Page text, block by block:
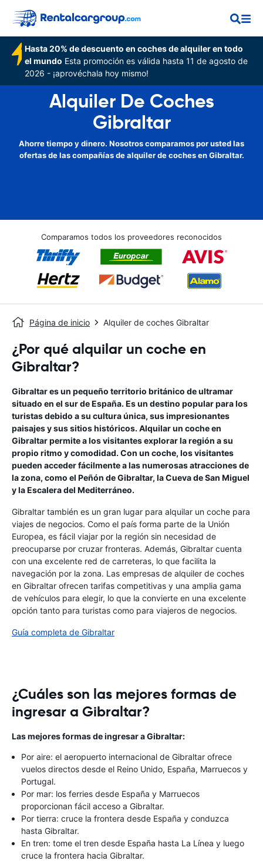
Hasta 20% de descuento en coches de alquiler en todo
el mundo Esta promoción es válida hasta 11 de agosto de
2026 - ¡aprovéchala hoy mismo!
Alquiler De Coches
Gibraltar
Ahorre tiempo y dinero. Nosotros comparamos por usted las
ofertas de las compañías de alquiler de coches en Gibraltar.
Comparamos todos los proveedores reconocidos
Página de inicio Alquiler de coches Gibraltar
¿Por qué alquilar un coche en
Gibraltar?
Gibraltar es un pequeño territorio británico de ultramar
situado en el sur de España. Es un destino popular para los
turistas debido a su cultura única, sus impresionantes
paisajes y sus sitios históricos. Alquilar un coche en
Gibraltar permite a los visitantes explorar la región a su
propio ritmo y comodidad. Con un coche, los visitantes
pueden acceder fácilmente a las numerosas atracciones de
la zona, como el Peñón de Gibraltar, la Cueva de San Miguel
y la Escalera del Mediterráneo.
Gibraltar también es un gran lugar para alquilar un coche para
viajes de negocios. Como el país forma parte de la Unión
Europea, es fácil viajar por la región sin necesidad de
preocuparse por cruzar fronteras. Además, Gibraltar cuenta
con una excelente red de carreteras, lo que facilita la
navegación por la zona. Las empresas de alquiler de coches
en Gibraltar ofrecen tarifas competitivas y una amplia gama
de vehículos para elegir, lo que la convierte en una excelente
opción tanto para turistas como para viajeros de negocios.
Guía completa de Gibraltar
¿Cuáles son las mejores formas de
ingresar a Gibraltar?
Las mejores formas de ingresar a Gibraltar:
Por aire: el aeropuerto internacional de Gibraltar ofrece
vuelos directos desde el Reino Unido, España, Marruecos y
Portugal.
Por mar: los ferries desde España y Marruecos
proporcionan fácil acceso a Gibraltar.
Por tierra: cruce la frontera desde España y conduzca
hasta Gibraltar.
En tren: tome el tren desde España hasta La Línea y luego
cruce la frontera hacia Gibraltar.